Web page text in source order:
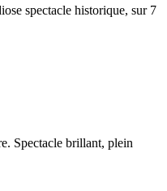
spectacle historique, sur 7
Spectacle brillant, plein